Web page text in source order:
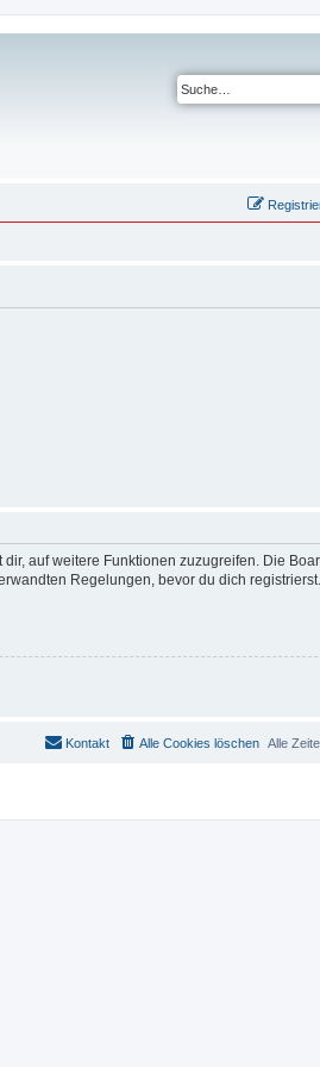
auf weitere Funktionen zuzugreifen. Die
Regelungen, bevor du dich
Alle
Alle Cookies löschen
Kontakt